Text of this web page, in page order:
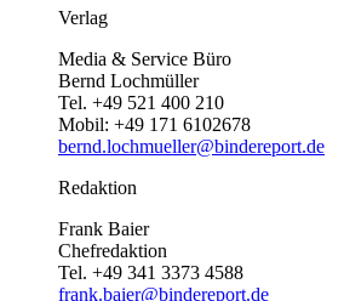
Verlag
Media & Service Büro
Bernd Lochmüller
Tel. +49 521 400 210
Mobil: +49 171 6102678
bernd.lochmueller@bindereport.de
Redaktion
Frank Baier
Chefredaktion
Tel. +49 341 3373 4588
frank.baier@bindereport.de